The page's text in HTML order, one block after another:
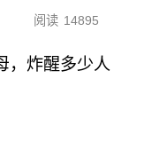
阅读 14895
，炸醒多少人